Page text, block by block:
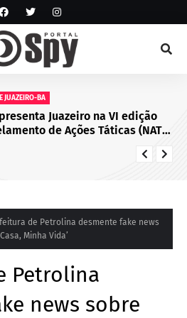
JUAZEIRO-BA
Juazeiro na VI edição
de Ações Táticas (NAT-
de Petrolina desmente fake news
Minha Vida’
Petrolina
news sobre